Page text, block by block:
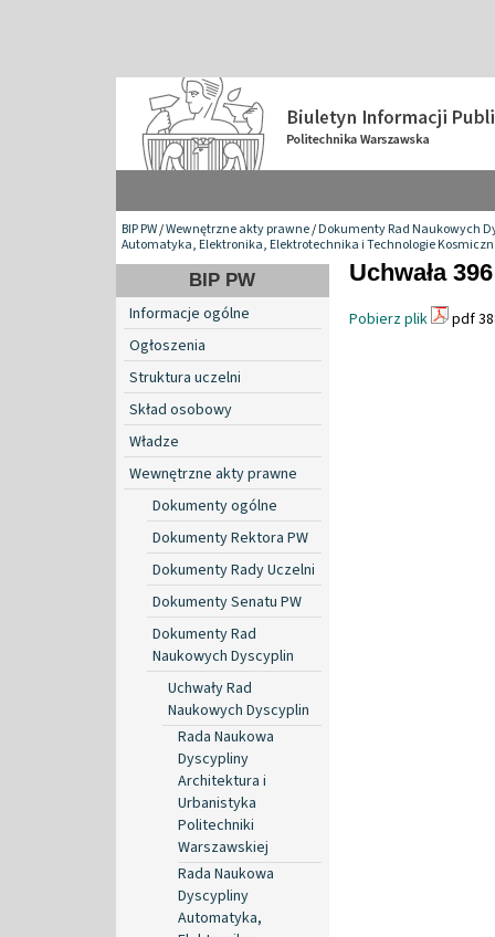
BIP PW/Wewnętrzne akty prawne/Dokumenty Rad Naukowych
Automatyka, Elektronika, Elektrotechnika i Technologie
BIP PW
Informacje ogólne
Ogłoszenia
Struktura uczelni
Skład osobowy
Władze
Wewnętrzne akty prawne
Dokumenty ogólne
Dokumenty Rektora PW
Dokumenty Rady Uczelni
Dokumenty Senatu PW
Dokumenty Rad
Naukowych Dyscyplin
Uchwały Rad
Naukowych Dyscyplin
Rada Naukowa
Dyscypliny
Architektura i
Urbanistyka
Politechniki
Warszawskiej
Rada Naukowa
Dyscypliny
Automatyka,
Uchwała
Pobierz plik pdf